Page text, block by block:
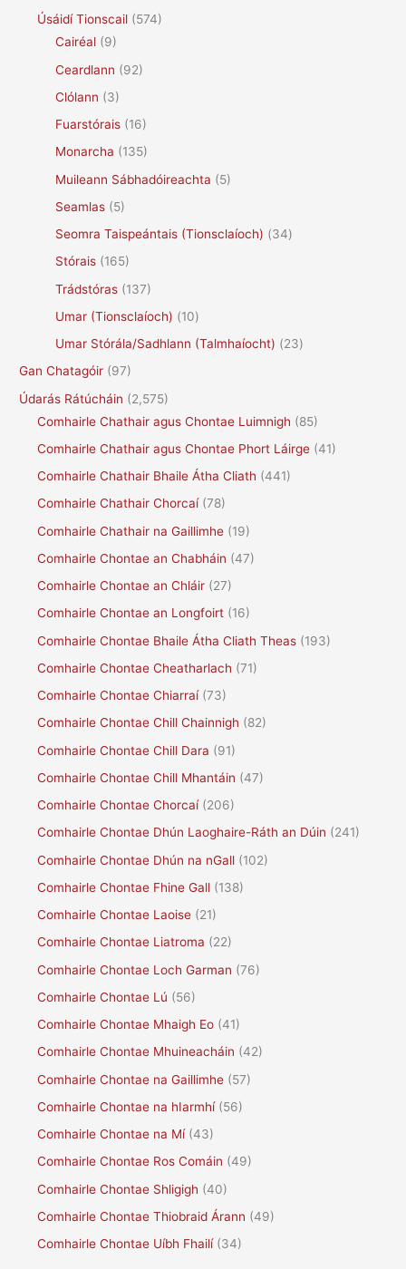
Úsáidí Tionscail (574)
Cairéal (9)
Ceardlann (92)
Clólann (3)
Fuarstórais (16)
Monarcha (135)
Muileann Sábhadóireachta (5)
Seamlas (5)
Seomra Taispeántais (Tionsclaíoch) (34)
Stórais (165)
Trádstóras (137)
Umar (Tionsclaíoch) (10)
Umar Stórála/Sadhlann (Talmhaíocht) (23)
Gan Chatagóir (97)
Údarás Rátúcháin (2,575)
Comhairle Chathair agus Chontae Luimnigh (85)
Comhairle Chathair agus Chontae Phort Láirge (41)
Comhairle Chathair Bhaile Átha Cliath (441)
Comhairle Chathair Chorcaí(78)
Comhairle Chathair na Gaillimhe (19)
Comhairle Chontae an Chabháin (47)
Comhairle Chontae an Chláir (27)
Comhairle Chontae an Longfoirt (16)
Comhairle Chontae Bhaile Átha Cliath Theas (193)
Comhairle Chontae Cheatharlach (71)
Comhairle Chontae Chiarraí(73)
Comhairle Chontae Chill Chainnigh (82)
Comhairle Chontae Chill Dara (91)
Comhairle Chontae Chill Mhantáin (47)
Comhairle Chontae Chorcaí(206)
Comhairle Chontae Dhún Laoghaire-Ráth an Dúin (241)
Comhairle Chontae Dhún na nGall (102)
Comhairle Chontae Fhine Gall (138)
Comhairle Chontae Laoise (21)
Comhairle Chontae Liatroma (22)
Comhairle Chontae Loch Garman (76)
Comhairle Chontae Lú (56)
Comhairle Chontae Mhaigh Eo (41)
Comhairle Chontae Mhuineacháin (42)
Comhairle Chontae na Gaillimhe (57)
Comhairle Chontae na hIarmhí(56)
Comhairle Chontae na Mí(43)
Comhairle Chontae Ros Comáin (49)
Comhairle Chontae Shligigh (40)
Comhairle Chontae Thiobraid Árann (49)
Comhairle Chontae Uíbh Fhailí(34)